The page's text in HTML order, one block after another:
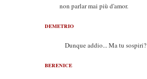
non parlar mai più d'amor.
DEMETRIO
Dunque addio... Ma tu sospiri?
BERENICE